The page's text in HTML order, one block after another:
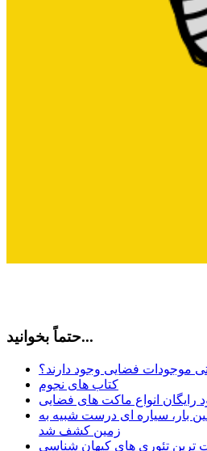
حتماً بخوانید...
موجودات فضایی وجود دارند؟
کتاب های نجوم
رایگان انواع ماکت های فضایی
بار، سیاره ای درست شبیه به
زمین کشف شد
ترین تئوری های کیهان شناسی